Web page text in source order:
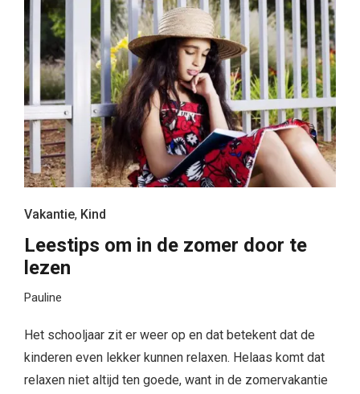
Vakantie, Kind
Leestips om in de zomer door te
lezen
Pauline
Het schooljaar zit er weer op en dat betekent dat de
kinderen even lekker kunnen relaxen. Helaas komt dat
relaxen niet altijd ten goede, want in de zomervakantie